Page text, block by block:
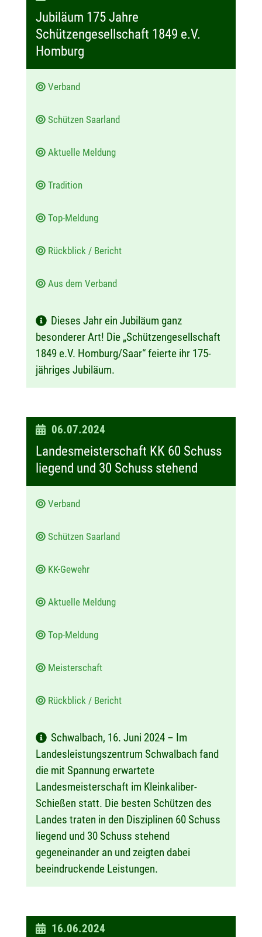
a
t
Jubiläum 175 Jahre
Schützengesellschaft 1849 e.V.
Homburg
Verband
Schützen Saarland
Aktuelle Meldung
Tradition
Top-Meldung
Rückblick / Bericht
Aus dem Verband
Dieses Jahr ein Jubiläum ganz
besonderer Art! Die „Schützengesellschaft
1849 e.V. Homburg/Saar“ feierte ihr 175-
jähriges Jubiläum.
D
a
u
:
06.07.2024
Landesmeisterschaft KK 60 Schuss
liegend und 30 Schuss stehend
Verband
Schützen Saarland
KK-Gewehr
Aktuelle Meldung
Top-Meldung
Meisterschaft
Rückblick / Bericht
Schwalbach, 16. Juni 2024 – Im
Landesleistungszentrum Schwalbach fand
die mit Spannung erwartete
Landesmeisterschaft im Kleinkaliber-
Schießen statt. Die besten Schützen des
Landes traten in den Disziplinen 60 Schuss
liegend und 30 Schuss stehend
gegeneinander an und zeigten dabei
beeindruckende Leistungen.
D
16.06.2024